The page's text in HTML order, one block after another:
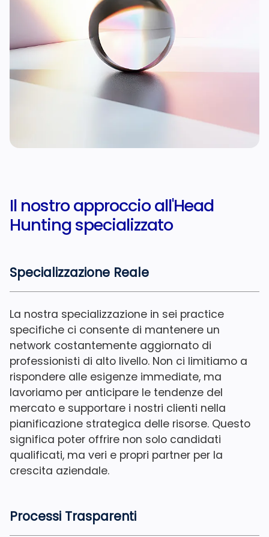
Il nostro approccioall'Head
Hunting specializzato
Specializzazione Reale
La nostra specializzazione in sei practice
specifiche ci consente di mantenere un
network costantemente aggiornato di
professionisti di alto livello. Non ci limitiamo a
rispondere alle esigenze immediate, ma
lavoriamo per anticipare le tendenze del
mercato e supportare i nostri clienti nella
pianificazione strategica delle risorse. Questo
significa poter offrire non solo candidati
qualificati, ma veri e propri partner per la
crescita aziendale.
Processi Trasparenti